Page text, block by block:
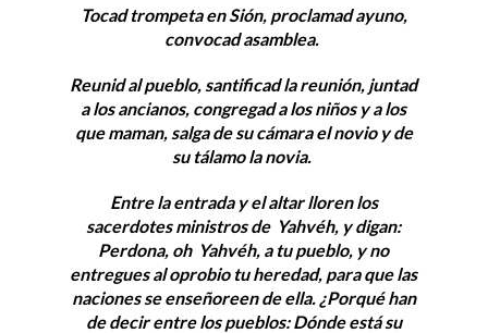
Tocad trompeta en Sión, proclamad ayuno,
convocad asamblea.
Reunid al pueblo, santificad la reunión, juntad
a los ancianos, congregad a los niños y a los
que maman, salga de su cámara el novio y de
su tálamo la novia.
Entre la entrada y el altar lloren los
sacerdotes ministros de Yahvéh, y digan:
Perdona, oh Yahvéh, a tu pueblo, y no
entregues al oprobio tu heredad, para que las
naciones se enseñoreen de ella. ¿Porqué han
de decir entre los pueblos: Dónde está su